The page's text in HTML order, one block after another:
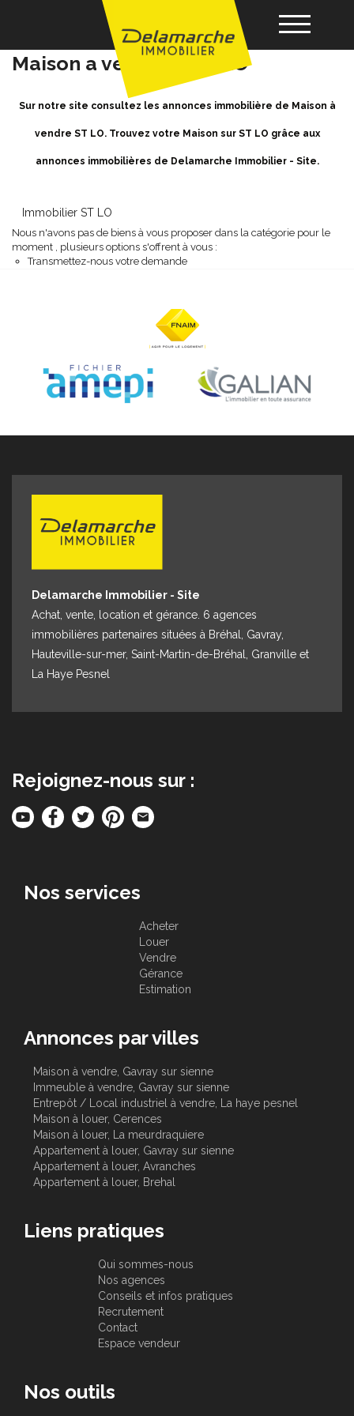
Acheter
Gérance
Achat / Vente Maison ST LO -
Maison a vendre à ST LO
Sur notre site consultez les annonces immobilière de Maison à
vendre ST LO. Trouvez votre Maison sur ST LO grâce aux
annonces immobilières de Delamarche Immobilier - Site.
Immobilier ST LO
Nous n'avons pas de biens à vous proposer dans la catégorie pour le
moment , plusieurs options s'offrent à vous :
Transmettez-nous votre demande
Delamarche Immobilier - Site
Achat, vente, location et gérance. 6 agences
immobilières partenaires situées à Bréhal, Gavray,
Hauteville-sur-mer, Saint-Martin-de-Bréhal, Granville et
La Haye Pesnel
Rejoignez-nous sur :
Nos services
Acheter
Louer
Vendre
Gérance
Estimation
Annonces par villes
Maison à vendre, Gavray sur sienne
Immeuble à vendre, Gavray sur sienne
Entrepôt / Local industriel à vendre, La haye pesnel
Maison à louer, Cerences
Maison à louer, La meurdraquiere
Appartement à louer, Gavray sur sienne
Appartement à louer, Avranches
Appartement à louer, Brehal
Liens pratiques
Qui sommes-nous
Nos agences
Conseils et infos pratiques
Recrutement
Contact
Espace vendeur
Nos outils